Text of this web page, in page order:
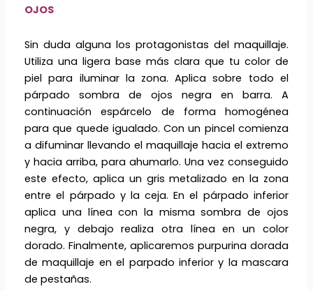
OJOS
Sin duda alguna los protagonistas del maquillaje.
Utiliza una ligera base más clara que tu color de
piel para iluminar la zona. Aplica sobre todo el
párpado sombra de ojos negra en barra. A
continuación espárcelo de forma homogénea
para que quede igualado. Con un pincel comienza
a difuminar llevando el maquillaje hacia el extremo
y hacia arriba, para ahumarlo. Una vez conseguido
este efecto, aplica un gris metalizado en la zona
entre el párpado y la ceja. En el párpado inferior
aplica una línea con la misma sombra de ojos
negra, y debajo realiza otra línea en un color
dorado. Finalmente, aplicaremos purpurina dorada
de maquillaje en el parpado inferior y la mascara
de pestañas.